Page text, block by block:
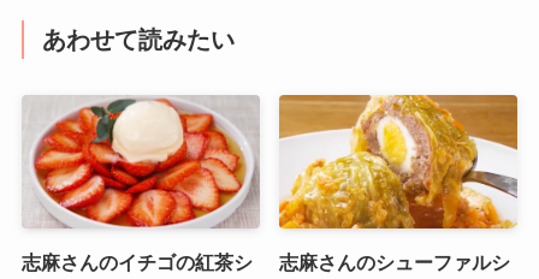
あわせて読みたい
志麻さんのイチゴの紅茶シ
志麻さんのシューファルシ